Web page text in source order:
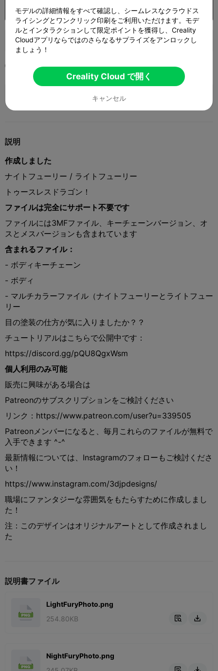
購入
138 97  1 
 2024-11-112
(26% OFF) >> Shop Now
説明
作成しました
ナイトフューリー / ライトフューリー
トゥースレスドラゴン！
ファイルは完全にサポート不要です
ファイルには3MFファイル、キーチェーンバージョン、オ
スとメスバージョンも含まれています
含まれるファイル：
- ボディキーチェーン
- ボディ
- マルチカラーファイル（ナイトフューリーとライトフュー
リー
目の塗装の仕方が気に入りましたか？？
チュートリアルはこちらで公開中です：
https://discord.gg/pQU8QgxWsm
個人利用のみ可能
販売に興味がある場合は
Patreonのサブスクリプションをご検討ください
リンク：https://www.patreon.com/user?u=339505
Patreonメンバーになると、毎月これらのファイルが無料で
入手できます ^-^
最新情報については、Instagramのフォローもご検討くださ
い！
https://www.instagram.com/3djpdesigns/
職場にファンタジーな雰囲気をもたらすために作成しまし
た！
注：このデザインはオリジナルアートとして作成されまし
た
説明書ファイル
LightFuryPhoto.png
254.80KB
 
NightFuryPhoto.png
モデルの詳細情報をすべて確認し、シームレスなクラウドス
ライシングとワンクリック印刷をご利用いただけます。モデ
ルとインタラクションして限定ポイントを獲得し、Creality
Cloudアプリならではのさらなるサプライズをアンロックし
ましょう！
Creality Cloud で開く
キャンセル